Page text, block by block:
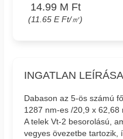
14.99 M Ft
(11.65 E Ft/㎡)
INGATLAN LEÍRÁSA
Dabason az 5-ös számú
1287 nm-es /20,9 x 62,68
A telek Vt-2 besorolású,
vegyes övezetbe tartozik,